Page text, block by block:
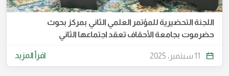
اللجنة التحضيرية للمؤتمر العلمي الثاني بمركز بحوث
حضرموت بجامعة الأحقاف تعقد اجتماعها الثاني
11 سبتمبر، 2025 اقرأ المزيد